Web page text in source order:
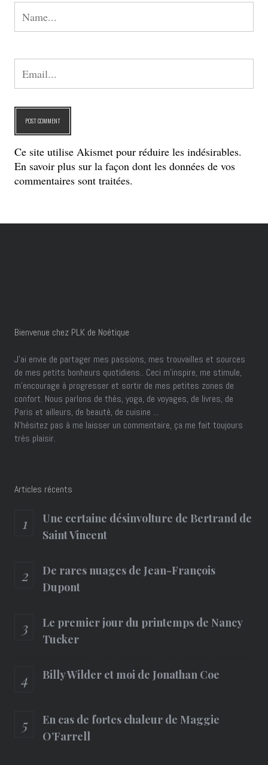
Ce site utilise Akismet pour réduire les indésirables.
En savoir plus sur la façon dont les données de vos
commentaires sont traitées.
Bienvenue chez PLK de Noétique
J’ai envie de partager mes passions, mes trouvailles et sources
de mes petits bonheurs quotidiens.. Ceci m'inspire, me stimule,
m'encourage à progresser et sortir de mes petites zones de
confort. Nous parlons de thés, yoga, de voyages, de livres, de
Paris et ailleurs, de beauté, de cuisine ...
N'hésitez pas à me laisser un commentaire, ça me fait toujours
très plaisir.
Articles récents
Une certaine désinvolture de Bertrand de
Saint Vincent
De rares nuages de Jean-François
Dupont
Le premier jour du printemps de Nancy
Tucker
Billy Wilder et moi de Jonathan Coe
En cas de fortes chaleur de Maggie
O’Farrell